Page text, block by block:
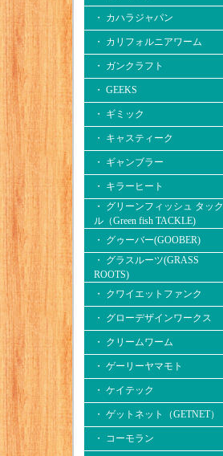
・ カハラジャパン
・ カリフォルニアワーム
・ ガンクラフト
・ GEEKS
・ ギミック
・ キャスティーク
・ ギャンブラー
・ キラーヒート
・ グリーンフィッシュ タック
ル（Green fish TACKLE)
・ グゥーバー(GOOBER)
・ グラスルーツ(GRASS
ROOTS)
・ クワイエットファンク
・ グローデザインワークス
・ クリームワーム
・ ゲーリーヤマモト
・ ケイテック
・ ゲットネット（GETNET）
・ コーモラン